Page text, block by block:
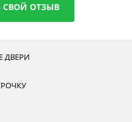
СВОЙ ОТЗЫВ
ДВЕРИ